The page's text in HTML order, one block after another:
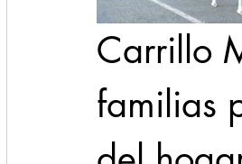
Carrillo
familias